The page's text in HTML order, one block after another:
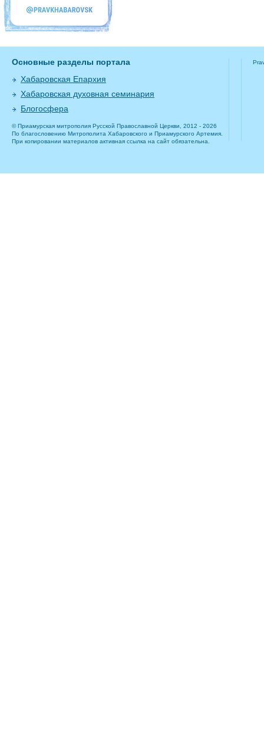
Основные разделы портала
Хабаровская Епархия
Хабаровская духовная семинария
Блогосфера
© Приамурская митрополия Русской Православной Церкви, 2012 - 2026
По благословению Митрополита Хабаровского и Приамурского Артемия.
При копировании материалов активная ссылка на сайт обязательна.